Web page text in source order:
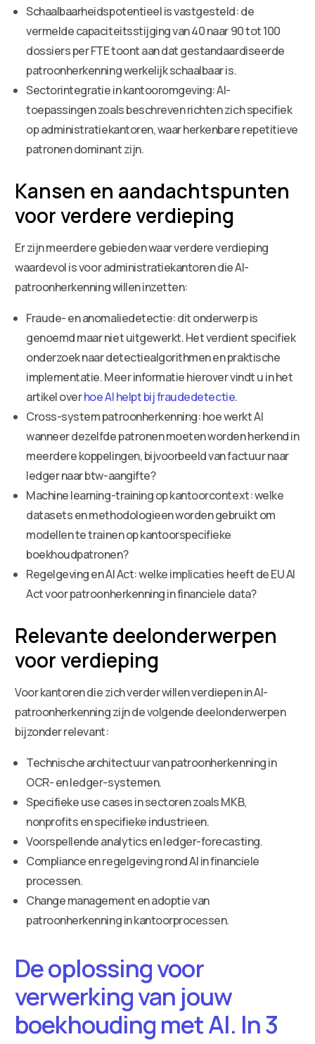
Schaalbaarheidspotentieel is vastgesteld: de
vermelde capaciteitsstijging van 40 naar 90 tot 100
dossiers per FTE toont aan dat gestandaardiseerde
patroonherkenning werkelijk schaalbaar is.
Sectorintegratie in kantooromgeving: AI-
toepassingen zoals beschreven richten zich specifiek
op administratiekantoren, waar herkenbare repetitieve
patronen dominant zijn.
Kansen en aandachtspunten
voor verdere verdieping
Er zijn meerdere gebieden waar verdere verdieping
waardevol is voor administratiekantoren die AI-
patroonherkenning willen inzetten:
Fraude- en anomaliedetectie: dit onderwerp is
genoemd maar niet uitgewerkt. Het verdient specifiek
onderzoek naar detectiealgorithmen en praktische
implementatie. Meer informatie hierover vindt u in het
artikel overhoe AI helpt bij fraudedetectie.
Cross-system patroonherkenning: hoe werkt AI
wanneer dezelfde patronen moeten worden herkend in
meerdere koppelingen, bijvoorbeeld van factuur naar
ledger naar btw-aangifte?
Machine learning-training op kantoorcontext: welke
datasets en methodologieen worden gebruikt om
modellen te trainen op kantoorspecifieke
boekhoudpatronen?
Regelgeving en AI Act: welke implicaties heeft de EU AI
Act voor patroonherkenning in financiele data?
Relevante deelonderwerpen
voor verdieping
Voor kantoren die zich verder willen verdiepen in AI-
patroonherkenning zijn de volgende deelonderwerpen
bijzonder relevant:
Technische architectuur van patroonherkenning in
OCR- en ledger-systemen.
Specifieke use cases in sectoren zoals MKB,
nonprofits en specifieke industrieen.
Voorspellende analytics en ledger-forecasting.
Compliance en regelgeving rond AI in financiele
processen.
Change management en adoptie van
patroonherkenning in kantoorprocessen.
De oplossing voor
verwerking van jouw
boekhouding met AI. In 3